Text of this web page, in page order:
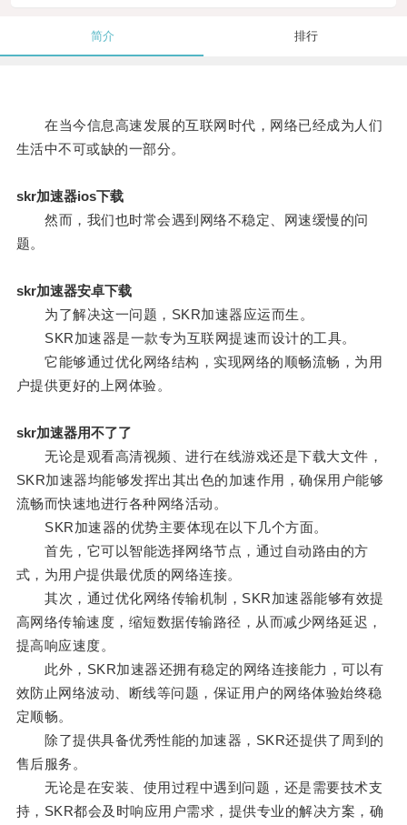
简介 排行
在当今信息高速发展的互联网时代，网络已经成为人们
生活中不可或缺的一部分。
skr加速器ios下载
然而，我们也时常会遇到网络不稳定、网速缓慢的问
题。
skr加速器安卓下载
为了解决这一问题，SKR加速器应运而生。
SKR加速器是一款专为互联网提速而设计的工具。
它能够通过优化网络结构，实现网络的顺畅流畅，为用
户提供更好的上网体验。
skr加速器用不了了
无论是观看高清视频、进行在线游戏还是下载大文件，
SKR加速器均能够发挥出其出色的加速作用，确保用户能够
流畅而快速地进行各种网络活动。
SKR加速器的优势主要体现在以下几个方面。
首先，它可以智能选择网络节点，通过自动路由的方
式，为用户提供最优质的网络连接。
其次，通过优化网络传输机制，SKR加速器能够有效提
高网络传输速度，缩短数据传输路径，从而减少网络延迟，
提高响应速度。
此外，SKR加速器还拥有稳定的网络连接能力，可以有
效防止网络波动、断线等问题，保证用户的网络体验始终稳
定顺畅。
除了提供具备优秀性能的加速器，SKR还提供了周到的
售后服务。
无论是在安装、使用过程中遇到问题，还是需要技术支
持，SKR都会及时响应用户需求，提供专业的解决方案，确